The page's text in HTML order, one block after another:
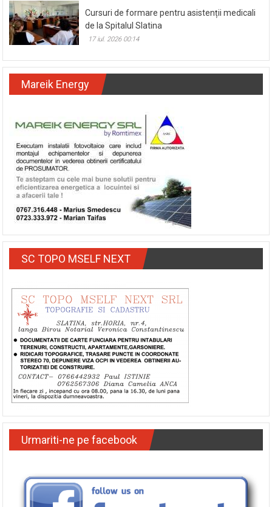
Cursuri de formare pentru asistenții medicali
de la Spitalul Slatina
17 iul. 2026 00:14
Mareik Energy
SC TOPO MSELF NEXT
Urmariti-ne pe facebook